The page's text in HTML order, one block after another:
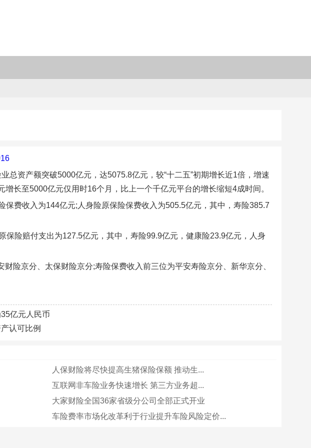
总资产额突破5000亿元，达5075.8亿元，较“十二五”初期增长近1倍，增速
长至5000亿元仅用时16个月，比上一个千亿元平台的增长缩短4成时间。
保费收入为144亿元;人身险原保险保费收入为505.5亿元，其中，寿险385.7
保险赔付支出为127.5亿元，其中，寿险99.9亿元，健康险23.9亿元，人身
险京分、太保财险京分;寿险保费收入前三位为平安寿险京分、新华京分、
亿元人民币
认可比例
人保财险将尽快提高生猪保险保额 推动生...
互联网非车险业务快速增长 第三方业务超...
大家财险全国36家省级分公司全部正式开业
车险费率市场化改革利于行业提升车险风险定价...